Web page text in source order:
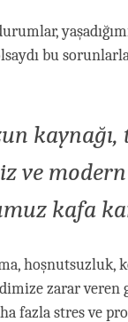
bu
ve modern
kafa
hoşnutsuzluk,
zarar veren
fazla stres ve